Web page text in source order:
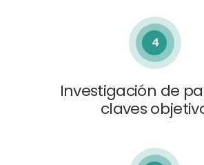
4
Investigación de
claves